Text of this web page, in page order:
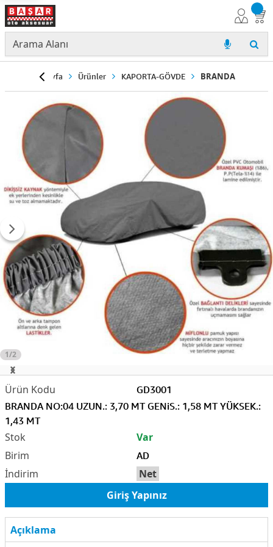
Anasayfa Ürünler KAPORTA-GÖVDE BRANDA
1/2
GD3001
BRANDA NO:04 UZUN.: 3,70 MT GENiS.: 1,58 MT YÜKSEK.:
1,43 MT
AD
Net
Var
Giriş Yapınız
Açıklama